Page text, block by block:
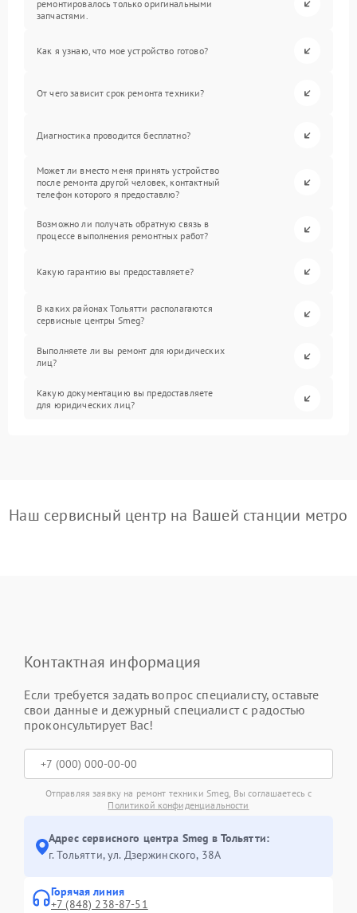
ремонтировалось только оригинальными
запчастями.
Как я узнаю, что мое устройство готово?
От чего зависит срок ремонта техники?
Диагностика проводится бесплатно?
Может ли вместо меня принять устройство
после ремонта другой человек, контактный
телефон которого я предоставлю?
Возможно ли получать обратную связь в
процессе выполнения ремонтных работ?
Какую гарантию вы предоставляете?
В каких районах Тольятти располагаются
сервисные центры Smeg?
Выполняете ли вы ремонт для юридических
лиц?
Какую документацию вы предоставляете
для юридических лиц?
Наш сервисный центр на Вашей станции метро
Контактная информация
Если требуется задать вопрос специалисту, оставьте
свои данные и дежурный специалист с радостью
проконсультирует Вас!
Отправляя заявку на ремонт техники Smeg, Вы соглашаетесь с
Политикой конфиденциальности
Адрес сервисного центра Smeg в Тольятти:
г. Тольятти, ул. Дзержинского, 38А
Горячая линия
+7 (848) 238-87-51